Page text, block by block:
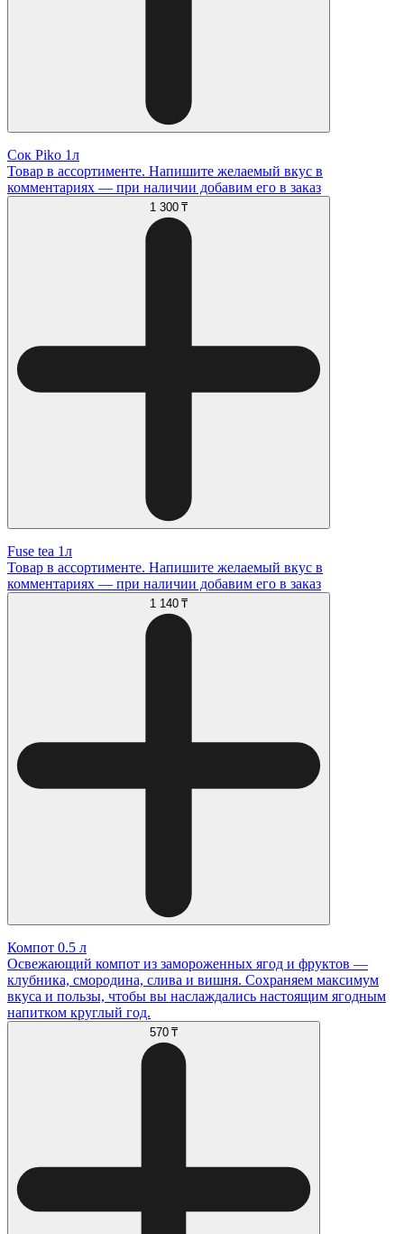
Сок Piko 1л
Товар в ассортименте. Напишите желаемый вкус в
комментариях — при наличии добавим его в заказ
1 300 ₸
Fuse tea 1л
Товар в ассортименте. Напишите желаемый вкус в
комментариях — при наличии добавим его в заказ
1 140 ₸
Компот 0.5 л
Освежающий компот из замороженных ягод и фруктов —
клубника, смородина, слива и вишня. Сохраняем максимум
вкуса и пользы, чтобы вы наслаждались настоящим ягодным
напитком круглый год.
570 ₸